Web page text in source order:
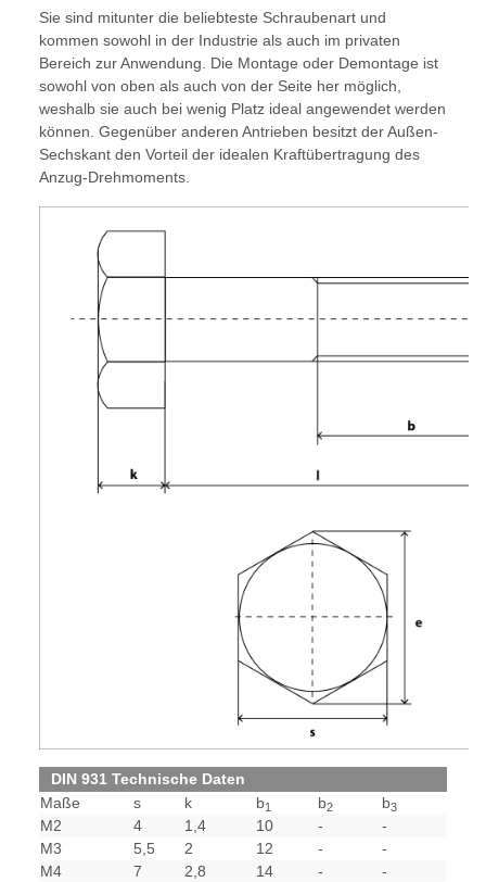
Sie sind mitunter die beliebteste Schraubenart und
kommen sowohl in der Industrie als auch im privaten
Bereich zur Anwendung. Die Montage oder Demontage ist
sowohl von oben als auch von der Seite her möglich,
weshalb sie auch bei wenig Platz ideal angewendet werden
können. Gegenüber anderen Antrieben besitzt der Außen-
Sechskant den Vorteil der idealen Kraftübertragung des
Anzug-Drehmoments.
DIN 931 Technische Daten
Maße
s k b1 b2 b3
M2 4 1,4 10 -
-
M3
5,5 2 12 -
-
M4
7 2,8 14 -
-